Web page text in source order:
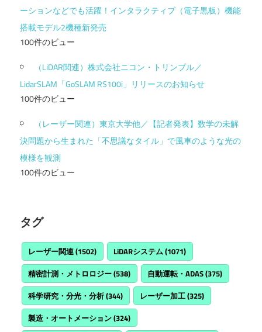
ーションなどでも活躍！インタラクティブ（電子黒板）機能
搭載モデル2機種新発売
100件のビュー
（LiDAR関連）株式会社ニコン・トリンブル／
LidarSLAM「GoSLAM RS100i」リリースのお知らせ
100件のビュー
（レーザー関連）東京大学他／【記者発表】数学の未解
決問題から生まれた「不思議なタイル」で風車のような光の
模様を観測
100件のビュー
タグ
レーザー関連(1502) LiDARシステム(1071)
精密計測・メトロロジー(538) 自動運転・ADAS(375)
科学研究・分光・分析(344) レーザー加工(325)
製造・オートメーション(324)